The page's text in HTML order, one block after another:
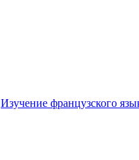
Изучение французского